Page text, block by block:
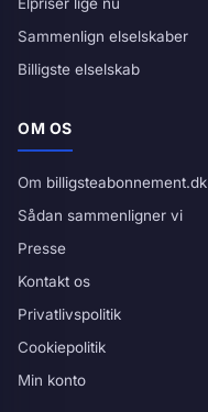
Sammenlign elselskaber
Billigste elselskab
OM OS
Om billigsteabonnement.dk
Sådan sammenligner vi
Presse
Kontakt os
Privatlivspolitik
Cookiepolitik
Min konto